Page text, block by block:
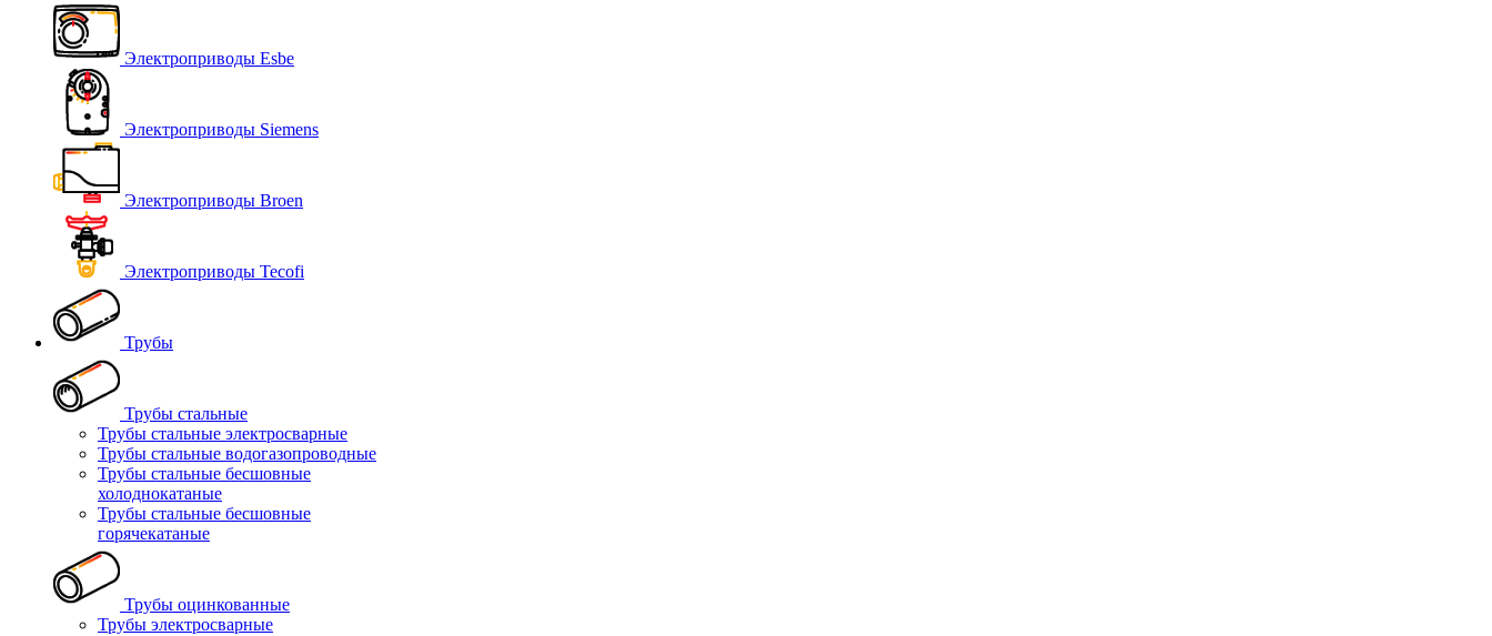
Электроприводы Esbe
Электроприводы Siemens
Электроприводы Broen
Электроприводы Tecofi
Трубы
Трубы стальные
Трубы стальные электросварные
Трубы стальные водогазопроводные
Трубы стальные бесшовные
холоднокатаные
Трубы стальные бесшовные
горячекатаные
Трубы оцинкованные
Трубы электросварные